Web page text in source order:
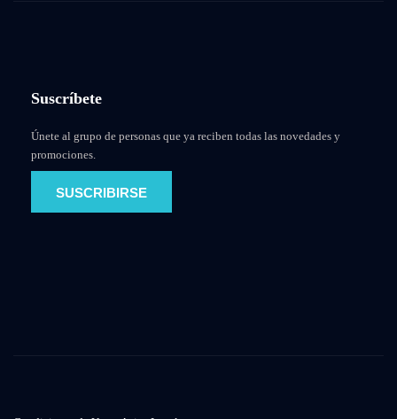
Suscríbete
Únete al grupo de personas que ya reciben todas las novedades y
promociones.
SUSCRIBIRSE